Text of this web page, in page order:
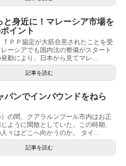
と身近に！マレーシア市場を
イント
ＴＰＰ協定が大筋合意されたことを受
ーシアでも国内法の整備がスタート
動により、日本から見てマレ...
記事を読む
パンでインバウンドをねら
）の間、クアラルンプール市内はお正
ように閑散としていた。この時期、
々はどこへ向かうのか。 タイ...
記事を読む